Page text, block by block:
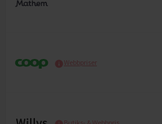
Webbpriser